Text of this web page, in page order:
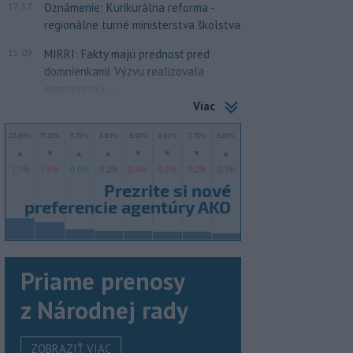
17:17
Oznámenie: Kurikurálna reforma -
regionálne turné ministerstva školstva
15:09
MIRRI: Fakty majú prednosť pred
domnienkami. Výzvu realizovala
samostatná...
Viac
Priame prenosy
z Národnej rady
ZOBRAZIŤ VIAC